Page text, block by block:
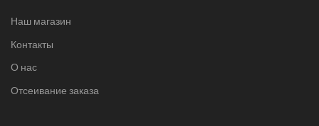
Наш магазин
Контакты
О нас
Отсеивание заказа